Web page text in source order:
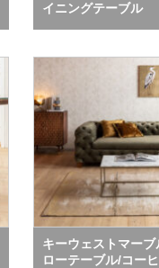
イニングテーブル
キーウェストマー
ローテーブル/コー